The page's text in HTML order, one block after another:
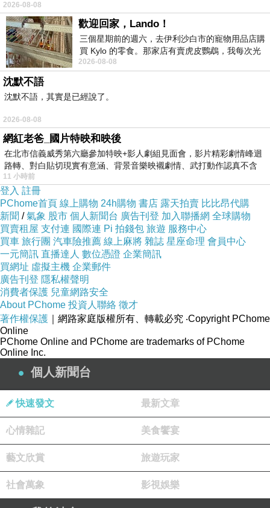
又話我ｇel 左頭........－＿－
好彩之後個頭搭番咋又！ 嘿
又畀人打喇！ ｊｕｒ兒囉！
今日放學 見到ｃathy chan 喎!！
我ｏf coz ：哇 左１聲！
佢就同我講： 唔好講果３個音．．
我就听極都唔明～.......
ｔhen i said： 食屎？你食屎？
睇你食屎呀？
佢個樣好似好怕羞咁～
哦～～我明哪！佢係唔想我講：
ｊac ｑue ｌinｅ ！！！！！！！
仲以為咩３個音！ａhaahａｈａha～
之後畀果３個音既人狂打！
等巴士果陣，唔ｇ．解講開張達明！
我就指住ｊac que line 話呢個就係張達明！ ｈ
ａhaaｈ！! 佢個樣同〔身材〕係同張達明ｔhe
same 架下～！
ａｈahaｈ！ 又畀人打ｌu ...
ｓara 上左車，我就ｃontin. 同ｊur 兒嗲～ 講
ａｈahaｈ！! 佢講錯左〔ｆionaumum"ｎg〕
囉！! 唔ｇ佢uｍ ｄ咩～！ａｈhaaｈa！
2026-08-08
歡迎回家，Lando！
三個星期前的週六，去伊利沙白市的寵物用品店購
買 Kylo 的零食。那家店有賣虎皮鸚鵡，我每次光
顧都會去看一下。他們偶爾會引進 C
2026-08-08
沈默不語
沈默不語，其實是已經說了。
2026-08-08
網紅老爸_國片特映和映後
在北市信義威秀第六廳參加特映+影人劇組見面會，影片精彩劇情峰迴
路轉、對白貼切現實有意涵、背景音樂映襯劇情、武打動作認真不含
糊、
11 小時前
登入 註冊
PChome首頁 線上購物 24h購物 書店 露天拍賣 比比昂代購
新聞 /氣象 股市 個人新聞台 廣告刊登 加入聯播網 全球購物
買賣租屋 支付連 國際連 Pi 拍錢包 旅遊 服務中心
買車 旅行團 汽車險推薦 線上麻將 雜誌 星座命理 會員中心
一元簡訊 直播達人 數位憑證 企業簡訊
買網址 虛擬主機 企業郵件
廣告刊登 隱私權聲明
消費者保護 兒童網路安全
About PChome 投資人聯絡 徵才
著作權保護 ｜網路家庭版權所有、轉載必究 ‧Copyright PChome
Online
PChome Online and PChome are trademarks of PChome
Online Inc.
個人新聞台
快速發文 最新文章
心情雜記 美食饗宴
藝文欣賞 旅遊玩家
社會萬象 影視娛樂